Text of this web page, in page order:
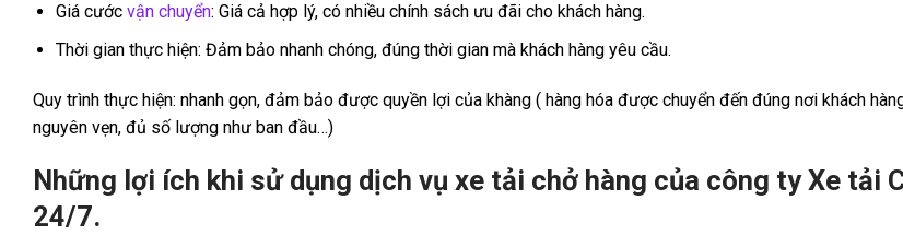
Giá cước vận chuyển: Giá cả hợp lý, có nhiều chính sách ưu đãi cho khách hàng.
Thời gian thực hiện: Đảm bảo nhanh chóng, đúng thời gian mà khách hàng yêu cầu.
Quy trình thực hiện: nhanh gọn, đảm bảo được quyền lợi của khàng ( hàng hóa được chuyển đến đúng nơi khách
nguyên vẹn, đủ số lượng như ban đầu…)
Những lợi ích khi sử dụng dịch vụ xe tải chở hàng của công ty Xe tải
24/7.